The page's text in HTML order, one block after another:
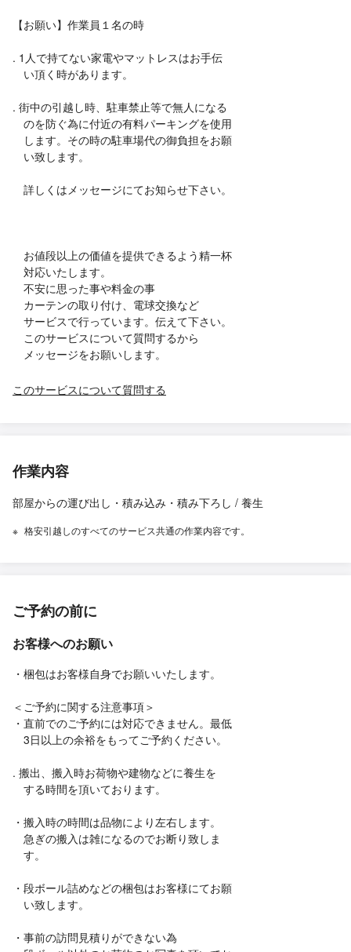
【お願い】作業員１名の時
. 1人で持てない家電やマットレスはお手伝
い頂く時があります。
. 街中の引越し時、駐車禁止等で無人になる
のを防ぐ為に付近の有料パーキングを使用
します。その時の駐車場代の御負担をお願
い致します。
詳しくはメッセージにてお知らせ下さい。
お値段以上の価値を提供できるよう精一杯
対応いたします。
不安に思った事や料金の事
カーテンの取り付け、電球交換など
サービスで行っています。伝えて下さい。
このサービスについて質問するから
メッセージをお願いします。
このサービスについて質問する
作業内容
部屋からの運び出し・積み込み・積み下ろし / 養生
格安引越しのすべてのサービス共通の作業内容です。
ご予約の前に
お客様へのお願い
・梱包はお客様自身でお願いいたします。
＜ご予約に関する注意事項＞
・直前でのご予約には対応できません。最低
3日以上の余裕をもってご予約ください。
. 搬出、搬入時お荷物や建物などに養生を
する時間を頂いております。
・搬入時の時間は品物により左右します。
急ぎの搬入は雑になるのでお断り致しま
す。
・段ボール詰めなどの梱包はお客様にてお願
い致します。
・事前の訪問見積りができない為